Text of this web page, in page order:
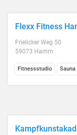
Flexx Fitness
Frielicker Weg 50
59073 Hamm
Fitnessstudio Sauna